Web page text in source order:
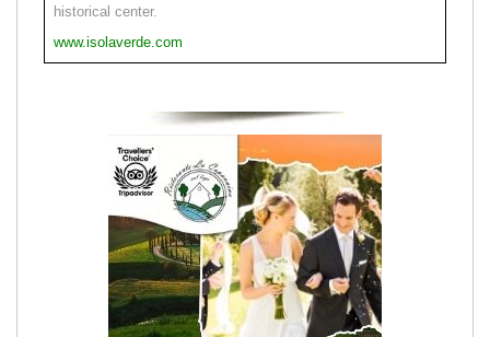
historical center.
www.isolaverde.com